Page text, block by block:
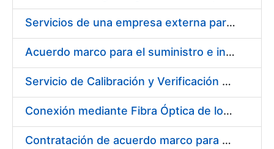
Servicios de una empresa externa para el asesoramiento y resolución de los recursos de alzada que se presentan relacionados con procesos de selección para la FNMT-RCM
Acuerdo marco para el suministro e instalación de persianas, estores y otros complementos
Servicio de Calibración y Verificación Externa de los Equipos de Medición del Servicio de Prevención de la FNMT-RCM
Conexión mediante Fibra Óptica de los Centros de Proceso de Datos (CPDs) de las sedes de la FNMT-RCM de Burgos y Madrid
Contratación de acuerdo marco para el Suministro de Material de Electricidad para la Fábrica Nacional de Moneda y Timbre-Real Casa de la Moneda en su centro de trabajo de Burgos